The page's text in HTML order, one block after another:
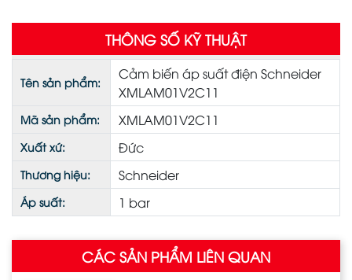
THÔNG SỐ KỸ THUẬT
Tên sản phẩm:
Cảm biến áp suất điện Schneider
XMLAM01V2C11
Mã sản phẩm: XMLAM01V2C11
Xuất xứ: Đức
Thương hiệu: Schneider
Áp suất: 1 bar
CÁC SẢN PHẨM LIÊN QUAN